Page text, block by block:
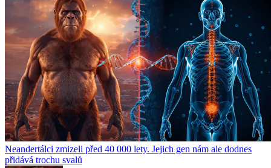
Neandertálci zmizeli před 40 000 lety. Jejich gen nám ale dodnes
přidává trochu svalů